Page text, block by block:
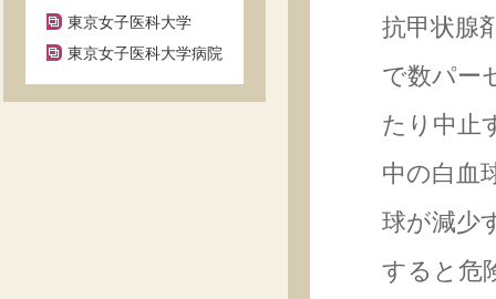
抗甲状腺
で数パー
たり中止
中の白血
球が減少
すると危
東京女子医科大学
東京女子医科大学病院